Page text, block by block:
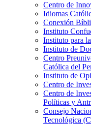
Centro de
Idiomas
Conexión
Instituto
Instituto para
Instituto de
Centro
Católica del
Instituto de
Centro de
Centro de
Políticas y
Consejo
Tecnológica